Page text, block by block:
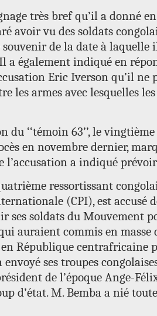
très bref qu’il a donné
avoir vu des soldats
souvenir de la date à
a également indiqué en
Eric Iverson qu’il ne
les armes avec lesquelles
du ‘‘témoin 63’’, le
en novembre dernier,
l’accusation a indiqué
ressortissant
(CPI), est accusé
ses soldats du Mouvement
auraient commis en masse
en République centrafricaine
envoyé ses troupes
de l’époque Ange-
d’état. M. Bemba a nié